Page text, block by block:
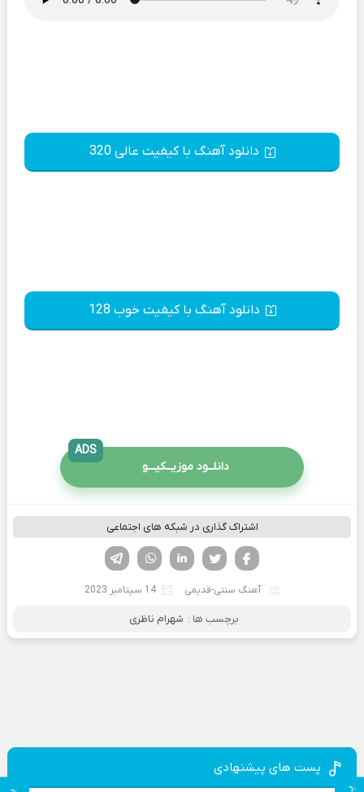
دانلود آهنگ با کیفیت عالی 320
دانلود آهنگ با کیفیت خوب 128
دانلــود موزیــکیـــو
ADS
اشتراک گذاری در شبکه های اجتماعی
لینکدین تویتر
فیسوک
آهنگ سنتی-قدیمی 14 سپتامبر 2023
برچسب ها : شهرام ناظری
پست های پیشنهادی